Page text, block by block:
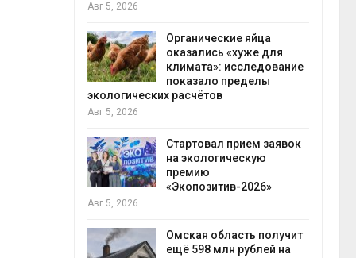
пожара
бабочек
Авг 5, 2026
Органические яйца
оказались «хуже для
климата»: исследование
показало пределы
экологических расчётов
Авг 5, 2026
Стартовал прием заявок
на экологическую
премию
«Экопозитив-2026»
Авг 5, 2026
Омская область получит
ещё 598 млн рублей на